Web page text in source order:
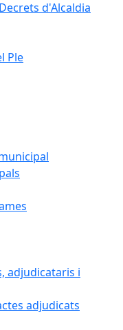
d'Alcaldia
Ple
adjudicataris i
adjudicats